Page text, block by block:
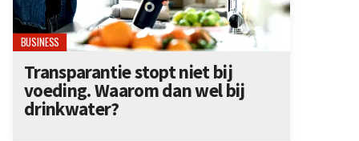
BUSINESS
Transparantie stopt niet bij
voeding. Waarom dan wel bij
drinkwater?